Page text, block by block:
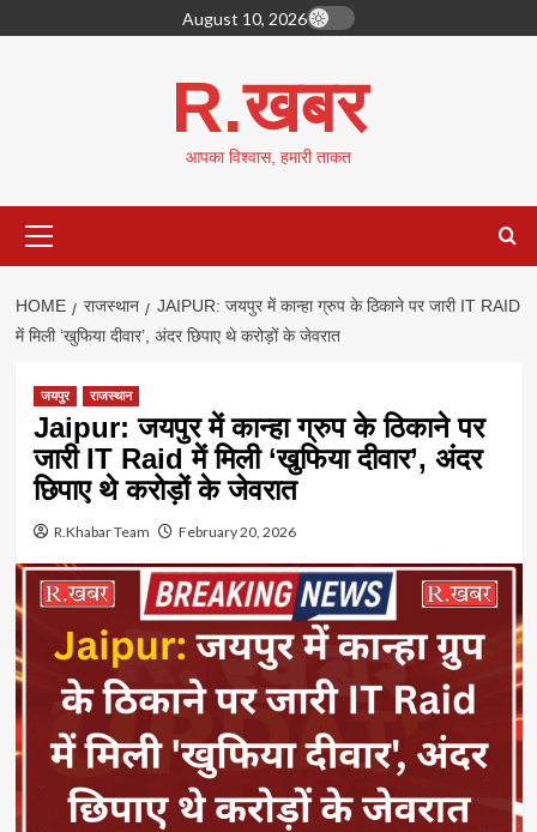
to
August 10, 2026
R.खबर
आपका विश्वास, हमारी ताकत
Menu
HOME राजस्थान
JAIPUR: जयपुर में कान्हा ग्रुप के ठिकाने पर जारी IT RAID
में मिली ‘खुफिया दीवार’, अंदर छिपाए थे करोड़ों के जेवरात
जयपुर राजस्थान
Jaipur: जयपुर में कान्हा ग्रुप के ठिकाने पर
जारी IT Raid में मिली ‘खुफिया दीवार’, अंदर
छिपाए थे करोड़ों के जेवरात
R.Khabar Team February 20, 2026